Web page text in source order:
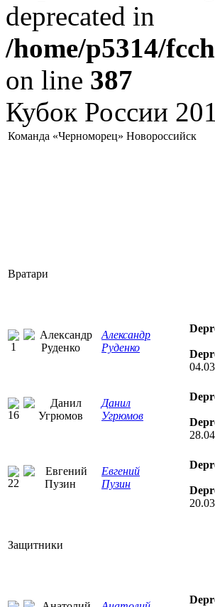
deprecated in
/home/p5314/
on line 387
Кубок России
Команда «Черноморец» Новороссийск
Вратари
Александр
Руденко
Данил
Угрюмов
Евгений
Пузин
Защитники